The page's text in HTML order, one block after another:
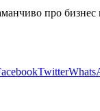
про
Twitter